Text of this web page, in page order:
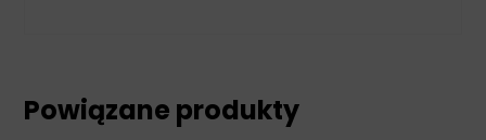
Powiązane produkty